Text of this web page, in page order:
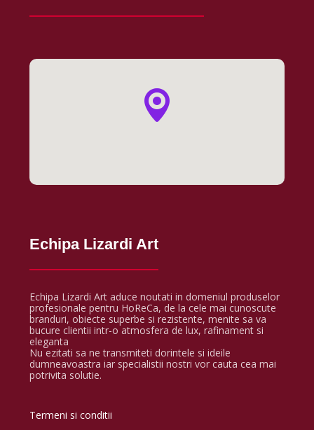
Echipa Lizardi Art
Echipa Lizardi Art aduce noutati in domeniul produselor
profesionale pentru HoReCa, de la cele mai cunoscute
branduri, obiecte superbe si rezistente, menite sa va
bucure clientii intr-o atmosfera de lux, rafinament si
eleganta
Nu ezitati sa ne transmiteti dorintele si ideile
dumneavoastra iar specialistii nostri vor cauta cea mai
potrivita solutie.
Termeni si conditii